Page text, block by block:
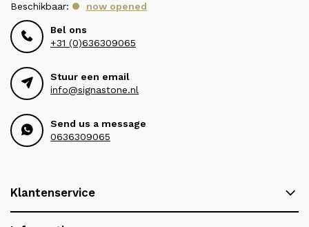
Beschikbaar: now opened
Bel ons
+31 (0)636309065
Stuur een email
info@signastone.nl
Send us a message
0636309065
Klantenservice